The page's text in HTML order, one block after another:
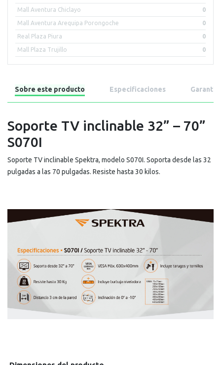
Mall Aventura Chiclayo 0
Mall Aventura Arequipa Porongoche 0
Real Plaza Piura 0
Mall Plaza Trujillo 0
Sobre este producto Especificaciones Garantía
Soporte TV inclinable 32” – 70”
S070I
Soporte TV inclinable Spektra, modelo S070I. Soporta desde las 32
pulgadas a las 70 pulgadas. Resiste hasta 30 kilos.